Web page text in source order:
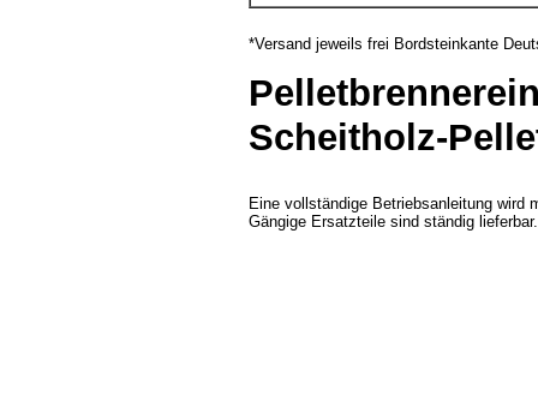
*Versand jeweils frei Bordsteinkante
Scheitholz-
Eine vollständige Betriebsanleitung wird
Gängige Ersatzteile sind ständig lieferbar.